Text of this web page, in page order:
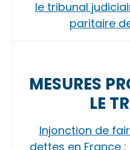
le tribunal
paritaire
MESURES
LE
Injonction de
dettes en France